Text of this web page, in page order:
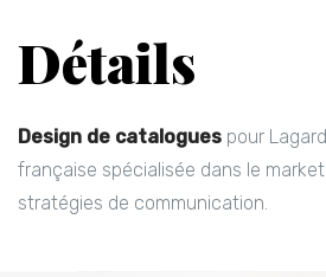
Détails
Design de catalogues pour
française spécialisée dans le
stratégies de communication.